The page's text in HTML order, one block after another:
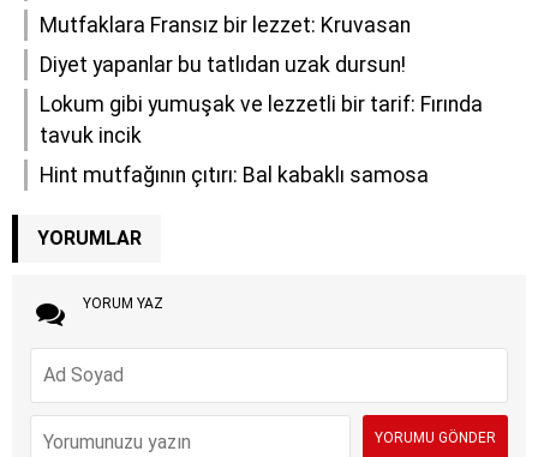
Mutfaklara Fransız bir lezzet: Kruvasan
Diyet yapanlar bu tatlıdan uzak dursun!
Lokum gibi yumuşak ve lezzetli bir tarif: Fırında
tavuk incik
Hint mutfağının çıtırı: Bal kabaklı samosa
YORUMLAR
YORUM YAZ